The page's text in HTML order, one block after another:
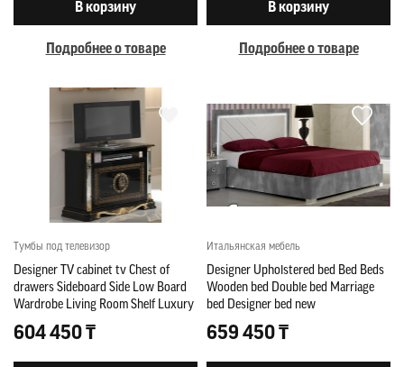
В корзину
Подробнее о товаре
В корзину
Подробнее о товаре
Тумбы под телевизор
Designer TV cabinet tv Chest of
drawers Sideboard Side Low Board
Wardrobe Living Room Shelf Luxury
604 450 ₸
Итальянская мебель
Designer Upholstered bed Bed Beds
Wooden bed Double bed Marriage
bed Designer bed new
659 450 ₸